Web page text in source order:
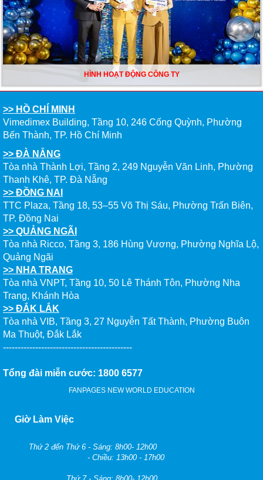
HÌNH HOẠT ĐỘNG CÔNG TY
>> HỒ CHÍ MINH
Vimedimex Building, Tầng 10, 246 Cống Quỳnh, Phường
Bến Thành, TP. Hồ Chí Minh
>> ĐÀ NẴNG
Tòa nhà Thành Lợi, Tầng 2, 249 Nguyễn Văn Linh, Phường
Thanh Khê, TP. Đà Nẵng
>> ĐỒNG NAI
TTC Plaza, Tầng 18, 53–55 Võ Thị Sáu, Phường Trấn Biên,
TP. Đồng Nai
>> QUẢNG NGÃI
Tòa nhà Ricco, Tầng 3, 186 Hùng Vương, Phường Nghĩa Lộ,
Quảng Ngãi
>> NHA TRANG
Tòa nhà VNPT, Tầng 10, 50 Lê Thánh Tôn, Phường Nha
Trang, Khánh Hòa
>> ĐẮK LẮK
Tòa nhà VIB, Tầng 3, 27 Nguyễn Tất Thành, Phường Buôn
Ma Thuột, Đắk Lắk
--------------------------------------------
Tổng đài miễn cước: 1800 6577
FANPAGES NEW WORLD EDUCATION
Giờ Làm Việc
Thứ 2 đến Thứ 6 - Sáng: 8h00- 12h00
- Chiều: 13h00 - 17h00